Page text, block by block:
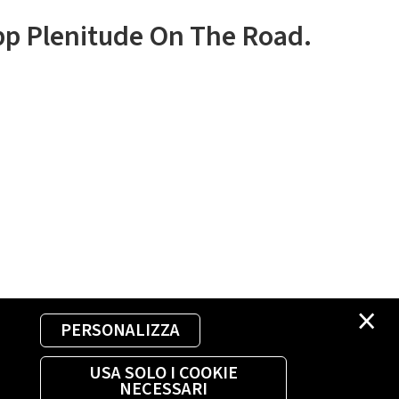
×
PERSONALIZZA
USA SOLO I COOKIE
NECESSARI
Plenitude On The Road.